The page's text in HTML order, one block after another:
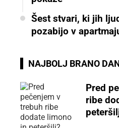
Šest stvari, ki jih
pozabijo v
NAJBOLJ BRANO
Pred
ribe